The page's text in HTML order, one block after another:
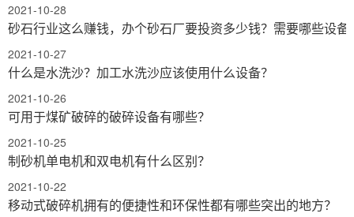
2021-10-28
砂石行业这么赚钱，办个砂石厂要投资多少钱？需要哪些设备
2021-10-27
什么是水洗沙？加工水洗沙应该使用什么设备？
2021-10-26
可用于煤矿破碎的破碎设备有哪些？
2021-10-25
制砂机单电机和双电机有什么区别？
2021-10-22
移动式破碎机拥有的便捷性和环保性都有哪些突出的地方？